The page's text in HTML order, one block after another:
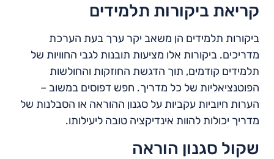
קריאת ביקורות תלמידים
ביקורות תלמידים הן משאב יקר ערך בעת הערכת
מדריכים. ביקורות אלו מציעות תובנות לגבי החוויות של
תלמידים קודמים, תוך הדגשת החוזקות והחולשות
הפוטנציאליות של כל מדריך. חפש דפוסים במשוב –
הערות חיוביות עקביות על סגנון ההוראה או הסבלנות של
מדריך יכולות להוות אינדיקציה טובה ליעילותו.
שקול סגנון הוראה